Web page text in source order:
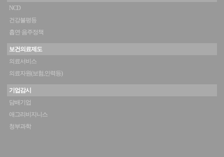
NCD
건강불평등
흡연·음주정책
보건의료제도
의료서비스
의료자원(보험,인력등)
기업감시
담배기업
애그리비지니스
청부과학